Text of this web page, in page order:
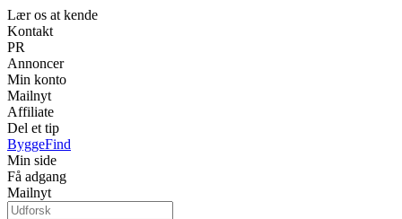
Lær os at kende
Kontakt
PR
Annoncer
Min konto
Mailnyt
Affiliate
Del et tip
ByggeFind
Min side
Få adgang
Mailnyt